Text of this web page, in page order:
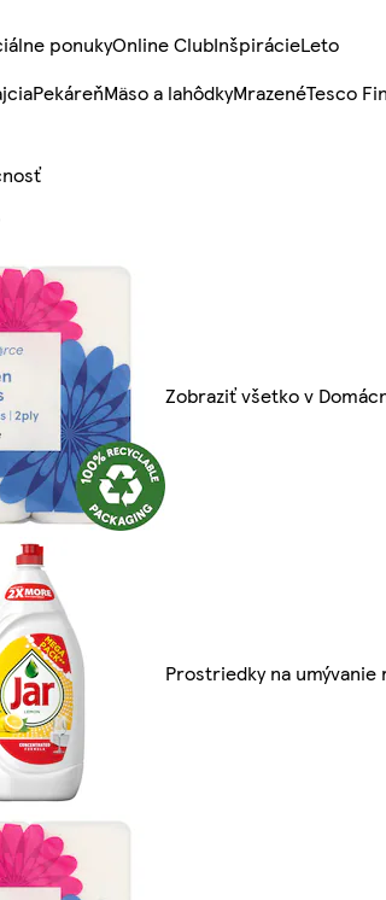
ponukyOnline ClubInšpirácieLeto
PekáreňMäso a lahôdkyMrazenéTesco
Zobraziť všetko v
Prostriedky na umývanie